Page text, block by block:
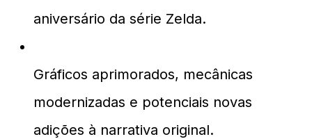
aniversário da série Zelda.
Gráficos aprimorados, mecânicas
modernizadas e potenciais novas
adições à narrativa original.